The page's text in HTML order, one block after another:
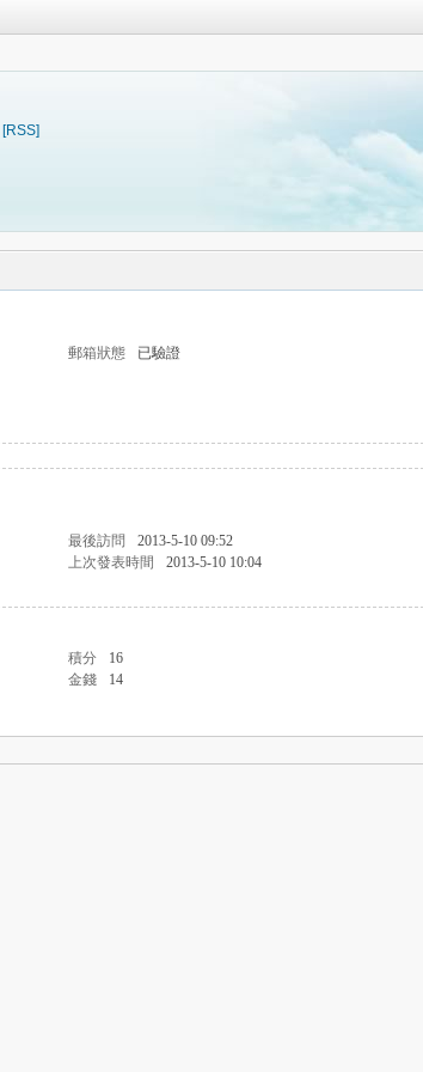
[RSS]
郵箱狀態
已驗證
最後訪問
2013-5-10 09:52
上次發表時間
2013-5-10 10:04
積分
16
金錢
14